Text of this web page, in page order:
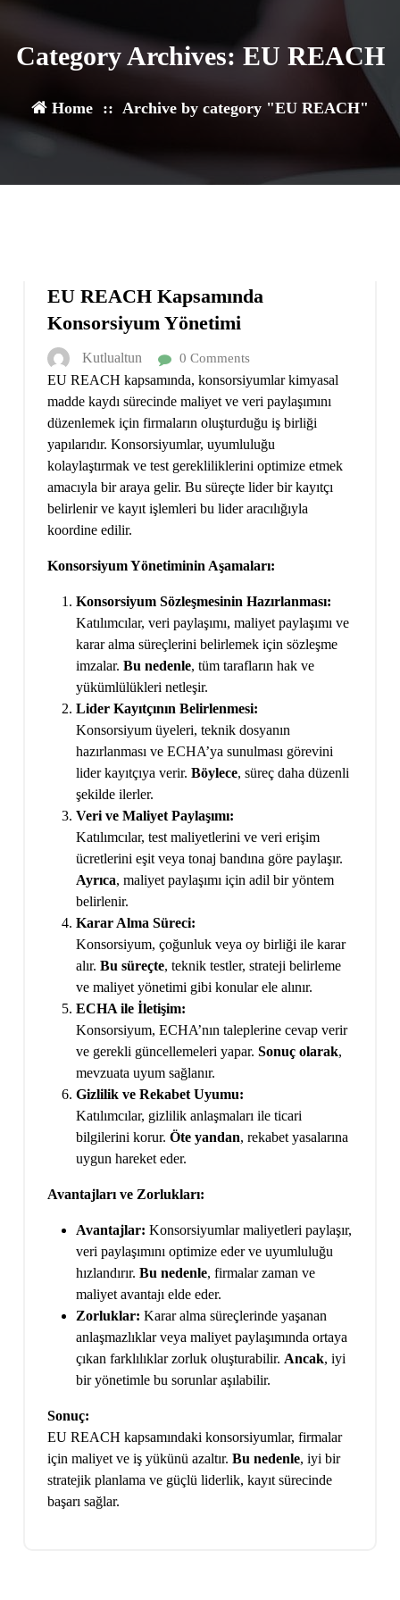
Category Archives: EU REACH
Home :: Archive by category "EU REACH"
EU REACH Kapsamında
Konsorsiyum Yönetimi
Kutlualtun 0 Comments
EU REACH kapsamında, konsorsiyumlar kimyasal
madde kaydı sürecinde maliyet ve veri paylaşımını
düzenlemek için firmaların oluşturduğu iş birliği
yapılarıdır. Konsorsiyumlar, uyumluluğu
kolaylaştırmak ve test gerekliliklerini optimize etmek
amacıyla bir araya gelir. Bu süreçte lider bir kayıtçı
belirlenir ve kayıt işlemleri bu lider aracılığıyla
koordine edilir.
Konsorsiyum Yönetiminin Aşamaları:
Konsorsiyum Sözleşmesinin Hazırlanması:
Katılımcılar, veri paylaşımı, maliyet paylaşımı ve
karar alma süreçlerini belirlemek için sözleşme
imzalar. Bu nedenle, tüm tarafların hak ve
yükümlülükleri netleşir.
Lider Kayıtçının Belirlenmesi:
Konsorsiyum üyeleri, teknik dosyanın
hazırlanması ve ECHA’ya sunulması görevini
lider kayıtçıya verir. Böylece, süreç daha düzenli
şekilde ilerler.
Veri ve Maliyet Paylaşımı:
Katılımcılar, test maliyetlerini ve veri erişim
ücretlerini eşit veya tonaj bandına göre paylaşır.
Ayrıca, maliyet paylaşımı için adil bir yöntem
belirlenir.
Karar Alma Süreci:
Konsorsiyum, çoğunluk veya oy birliği ile karar
alır. Bu süreçte, teknik testler, strateji belirleme
ve maliyet yönetimi gibi konular ele alınır.
ECHA ile İletişim:
Konsorsiyum, ECHA’nın taleplerine cevap verir
ve gerekli güncellemeleri yapar. Sonuç olarak,
mevzuata uyum sağlanır.
Gizlilik ve Rekabet Uyumu:
Katılımcılar, gizlilik anlaşmaları ile ticari
bilgilerini korur. Öte yandan, rekabet yasalarına
uygun hareket eder.
Avantajları ve Zorlukları:
Avantajlar: Konsorsiyumlar maliyetleri paylaşır,
veri paylaşımını optimize eder ve uyumluluğu
hızlandırır. Bu nedenle, firmalar zaman ve
maliyet avantajı elde eder.
Zorluklar: Karar alma süreçlerinde yaşanan
anlaşmazlıklar veya maliyet paylaşımında ortaya
çıkan farklılıklar zorluk oluşturabilir. Ancak, iyi
bir yönetimle bu sorunlar aşılabilir.
Sonuç:
EU REACH kapsamındaki konsorsiyumlar, firmalar
için maliyet ve iş yükünü azaltır. Bu nedenle, iyi bir
stratejik planlama ve güçlü liderlik, kayıt sürecinde
başarı sağlar.